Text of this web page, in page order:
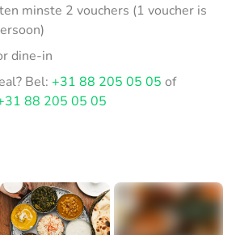
minste 2 vouchers (1 voucher is
dine-in
Bel: +31 88 205 05 05 of
88 205 05 05